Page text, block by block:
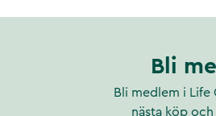
Bli
Bli medlem i
nästa köp